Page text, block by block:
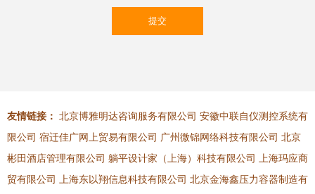
友情链接： 北京博雅明达咨询服务有限公司 安徽中联自仪测控系统有
限公司 宿迁佳广网上贸易有限公司 广州微锦网络科技有限公司 北京
彬田酒店管理有限公司 躺平设计家（上海）科技有限公司
上海玛应商
贸有限公司
上海东以翔信息科技有限公司 北京金海鑫压力容器制造有